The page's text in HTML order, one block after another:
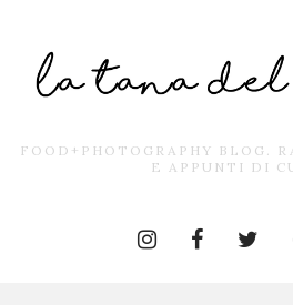
FOOD+PHOTOGRAPHY BLOG.
E APPUNTI DI